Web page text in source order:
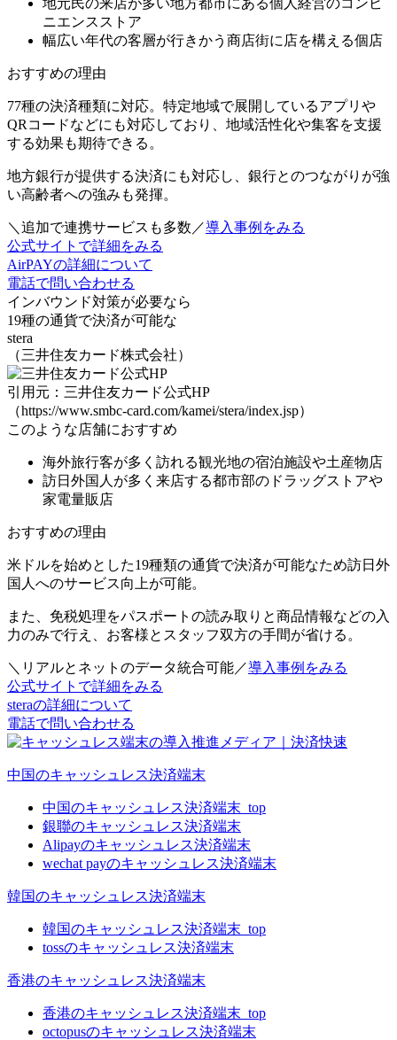
ニエンスストア
幅広い年代の客層が行きかう 商店街に 店を構える個店
おすすめの理由
77種の決済種類に対応。特定地域で展開しているアプリや
QRコードなどにも対応しており、 地域活性化や集客を支援
する効果も期待できる。
地方銀行が提供する決済にも対応し、銀行とのつながりが強
い高齢者への強みも発揮。
＼追加で連携サービスも多数／導入事例をみる
公式サイトで詳細をみる
AirPAYの詳細について
電話で問い合わせる
インバウンド対策が必要なら
19種の通貨で決済が可能な
stera
（三井住友カード株式会社）
引用元：三井住友カード公式HP
（https://www.smbc-card.com/kamei/stera/index.jsp）
このような店舗におすすめ
海外旅行客が多く訪れる観光地の宿泊施設や土産物店
訪日外国人が多く来店する都市部の ドラッグストアや
家電量販店
おすすめの理由
米ドルを始めとした19種類の通貨で決済が可能なため訪日外
国人へのサービス向上が可能。
また、免税処理をパスポートの読み取りと商品情報などの入
力のみで行え、お客様とスタッフ双方の手間が省ける。
＼リアルとネットのデータ統合可能／導入事例をみる
公式サイトで詳細をみる
steraの詳細について
電話で問い合わせる
中国のキャッシュレス決済端末
中国のキャッシュレス決済端末_top
銀聯のキャッシュレス決済端末
Alipayのキャッシュレス決済端末
wechat payのキャッシュレス決済端末
韓国のキャッシュレス決済端末
韓国のキャッシュレス決済端末_top
tossのキャッシュレス決済端末
香港のキャッシュレス決済端末
香港のキャッシュレス決済端末_top
octopusのキャッシュレス決済端末